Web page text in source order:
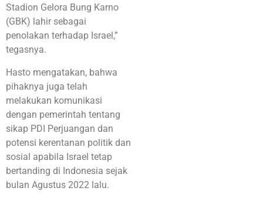
Stadion Gelora Bung Karno
(GBK) lahir sebagai
penolakan terhadap Israel,”
tegasnya.
Hasto mengatakan, bahwa
pihaknya juga telah
melakukan komunikasi
dengan pemerintah tentang
sikap PDI Perjuangan dan
potensi kerentanan politik dan
sosial apabila Israel tetap
bertanding di Indonesia sejak
bulan Agustus 2022 lalu.